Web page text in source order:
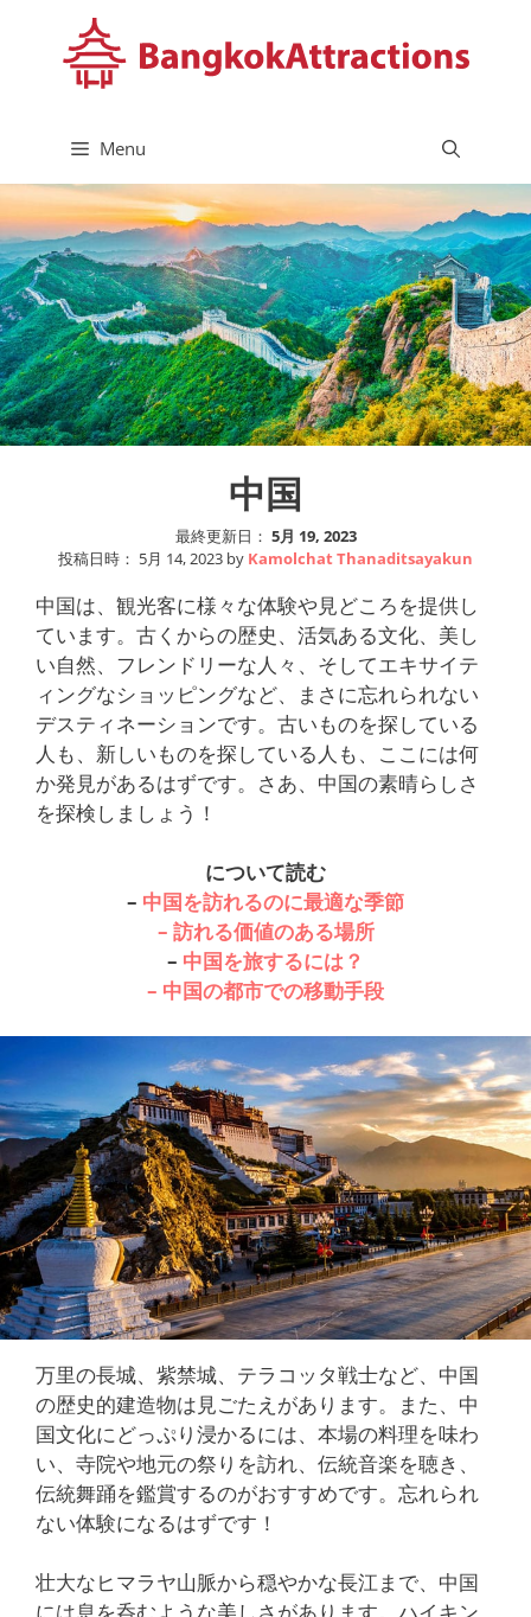
ス
キ
ッ
プ
Menu
中国
最終更新日： 5月 19, 2023
投稿日時： 5月 14, 2023 by Kamolchat Thanaditsayakun
中国は、観光客に様々な体験や見どころを提供し
ています。古くからの歴史、活気ある文化、美し
い自然、フレンドリーな人々、そしてエキサイテ
ィングなショッピングなど、まさに忘れられない
デスティネーションです。古いものを探している
人も、新しいものを探している人も、ここには何
か発見があるはずです。さあ、中国の素晴らしさ
を探検しましょう！
について読む
– 中国を訪れるのに最適な季節
– 訪れる価値のある場所
– 中国を旅するには？
– 中国の都市での移動手段
万里の長城、紫禁城、テラコッタ戦士など、中国
の歴史的建造物は見ごたえがあります。また、中
国文化にどっぷり浸かるには、本場の料理を味わ
い、寺院や地元の祭りを訪れ、伝統音楽を聴き、
伝統舞踊を鑑賞するのがおすすめです。忘れられ
ない体験になるはずです！
壮大なヒマラヤ山脈から穏やかな長江まで、中国